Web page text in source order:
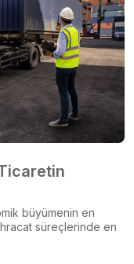
büyümenin en
süreçlerinde en